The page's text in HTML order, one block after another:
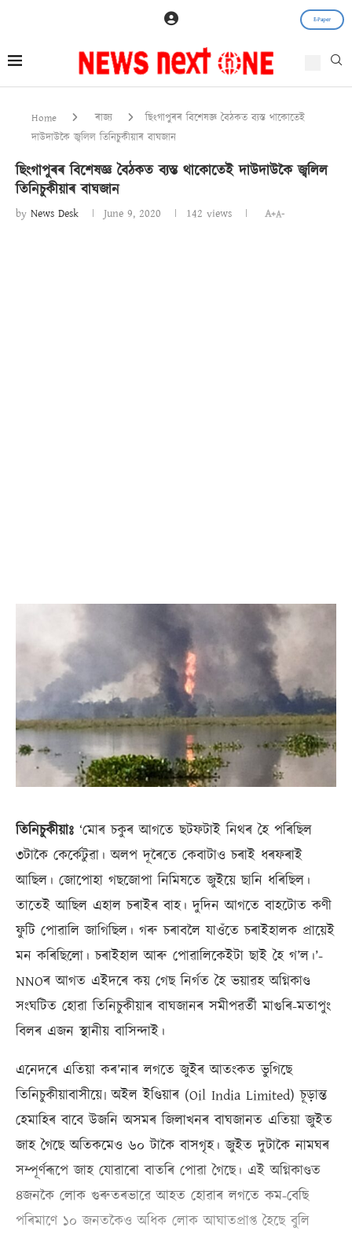
E-Paper
Home ৰাজ্য
ছিংগাপুৰৰ বিশেষজ্ঞ বৈঠকত ব্যস্ত থাকোতেই
দাউদাউকৈ জ্বলিল তিনিচুকীয়াৰ বাঘজান
ছিংগাপুৰৰ বিশেষজ্ঞ বৈঠকত ব্যস্ত থাকোতেই দাউদাউকৈ জ্বলিল
তিনিচুকীয়াৰ বাঘজান
by News Desk June 9, 2020 142 views A+A-
তিনিচুকীয়াঃ ‘মোৰ চকুৰ আগতে ছটফটাই নিথৰ হৈ পৰিছিল
৩টাকৈ কেৰ্কেটুৱা। অলপ দূৰৈতে কেবাটাও চৰাই ধৰফৰাই
আছিল। জোপোহা গছজোপা নিমিষতে জুইয়ে ছানি ধৰিছিল।
তাতেই আছিল এহাল চৰাইৰ বাহ। দুদিন আগতে বাহটোত কণী
ফুটি পোৱালি জাগিছিল। গৰু চৰাবলৈ যাওঁতে চৰাইহালক প্ৰায়েই
মন কৰিছিলো। চৰাইহাল আৰু পোৱালিকেইটা ছাই হৈ গ’ল।’-
NNOৰ আগত এইদৰে কয় গেছ নিৰ্গত হৈ ভয়াৱহ অগ্নিকাণ্ড
সংঘটিত হোৱা তিনিচুকীয়াৰ বাঘজানৰ সমীপৱৰ্তী মাগুৰি-মতাপুং
বিলৰ এজন স্থানীয় বাসিন্দাই।
এনেদৰে এতিয়া কৰ’নাৰ লগতে জুইৰ আতংকত ভুগিছে
তিনিচুকীয়াবাসীয়ে৷ অইল ইণ্ডিয়াৰ (Oil India Limited) চূড়ান্ত
হেমাহিৰ বাবে উজনি অসমৰ জিলাখনৰ বাঘজানত এতিয়া জুইত
জাহ গৈছে অতিকমেও ৬০ টাকৈ বাসগৃহ। জুইত দুটাকৈ নামঘৰ
সম্পূৰ্ণৰূপে জাহ যোৱাৰো বাতৰি পোৱা গৈছে। এই অগ্নিকাণ্ডত
৪জনকৈ লোক গুৰুতৰভাৱে আহত হোৱাৰ লগতে কম-বেছি
পৰিমাণে ১০ জনতকৈও অধিক লোক আঘাতপ্ৰাপ্ত হৈছে বুলি